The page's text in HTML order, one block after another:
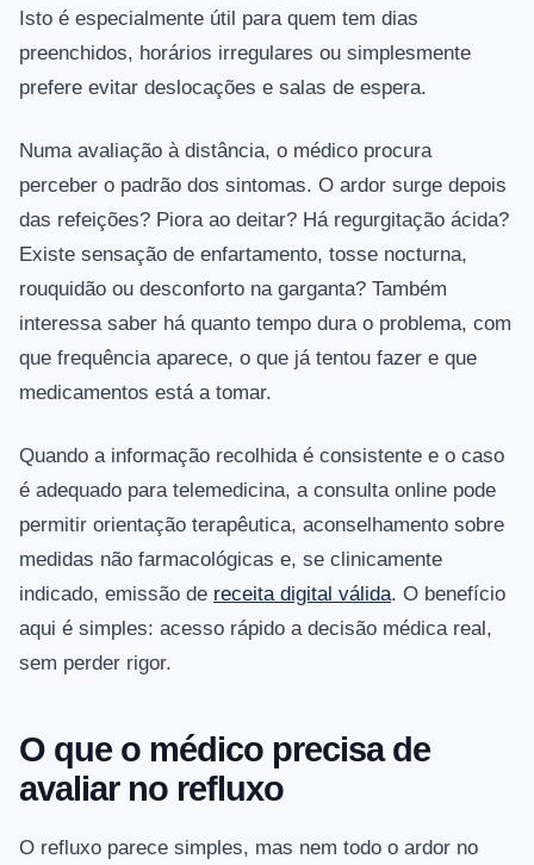
Isto é especialmente útil para quem tem dias
preenchidos, horários irregulares ou simplesmente
prefere evitar deslocações e salas de espera.
Numa avaliação à distância, o médico procura
perceber o padrão dos sintomas. O ardor surge depois
das refeições? Piora ao deitar? Há regurgitação ácida?
Existe sensação de enfartamento, tosse nocturna,
rouquidão ou desconforto na garganta? Também
interessa saber há quanto tempo dura o problema, com
que frequência aparece, o que já tentou fazer e que
medicamentos está a tomar.
Quando a informação recolhida é consistente e o caso
é adequado para telemedicina, a consulta online pode
permitir orientação terapêutica, aconselhamento sobre
medidas não farmacológicas e, se clinicamente
indicado, emissão de receita digital válida. O benefício
aqui é simples: acesso rápido a decisão médica real,
sem perder rigor.
O que o médico precisa de
avaliar no refluxo
O refluxo parece simples, mas nem todo o ardor no